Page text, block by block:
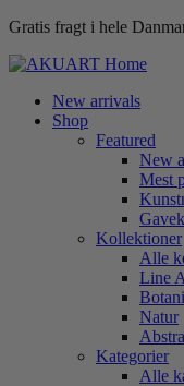
Gratis fragt i hele
New arrivals
Shop
Featured
New
Mest
Kollektioner
Alle
Line
Natur
Kategorier
Alle